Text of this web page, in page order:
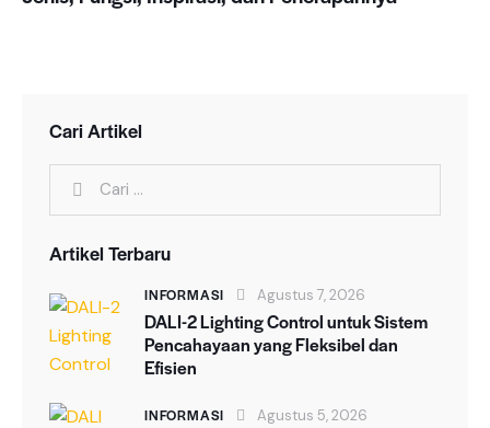
Cari Artikel
Artikel Terbaru
INFORMASI Agustus 7, 2026
DALI-2 Lighting Control untuk Sistem
Pencahayaan yang Fleksibel dan
Efisien
INFORMASI Agustus 5, 2026